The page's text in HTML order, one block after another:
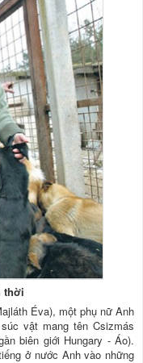
thời
Éva), một phụ nữ Anh
vật mang tên Csizmás
biên giới Hungary - Áo).
ở nước Anh vào những